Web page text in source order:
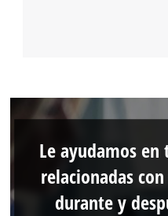
Le ayudamos en
relacionadas
durante y